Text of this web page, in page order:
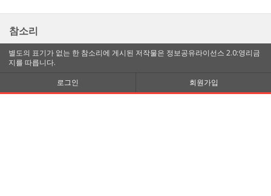
참소리
별도의 표기가 없는 한 참소리에 게시된 저작물은 정보공유라이선스 2.0:영리금
지를 따릅니다.
로그인
회원가입